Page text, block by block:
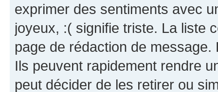
exprimer des sentiments avec
joyeux, :( signifie triste. La liste
page de rédaction de
Ils peuvent rapidement rendre
peut décider de les retirer ou